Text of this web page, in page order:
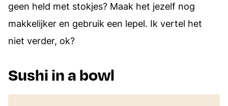
geen held met stokjes? Maak het jezelf nog
makkelijker en gebruik een lepel. Ik vertel het
niet verder, ok?
Sushi in a bowl